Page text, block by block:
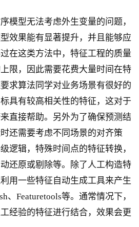
模型无法考虑外生变量的问题，
效果能有显著提升，并且能够应
在这类方法中，特征工程的质量
限，因此需要花费大量时间在特
求算法同学对业务场景有很好的
具有较高相关性的特征，这对于
直接帮助。另外为了确保预测结
还需要考虑不同场景的对齐策
逻辑，特殊时间点的特征转换，
还原或剔除等。除了人工构造特
用一些特征自动生成工具来产生
、Featuretools等。通常情况下，
经验的特征进行结合，效果会更